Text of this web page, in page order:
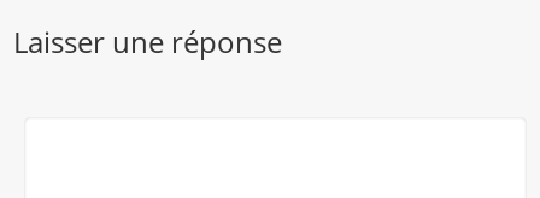
Laisser une réponse